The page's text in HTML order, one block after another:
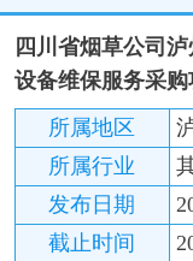
成都市 广元市 绵
内江市
乐山市 自
达州市
资阳市 眉
四川省烟草公司
设备维保服务采
所属地区
所属行业
发布日期
截止时间